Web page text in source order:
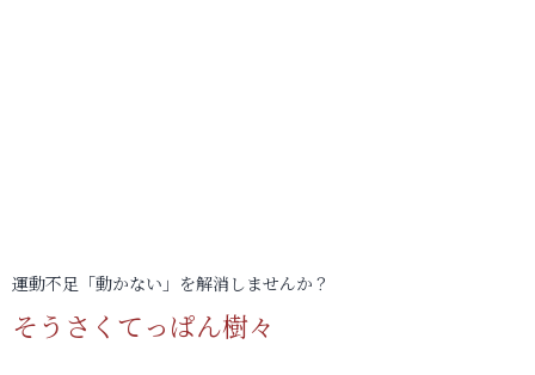
運動不足「動かない」を解消しませんか？
そうさくてっぱん樹々